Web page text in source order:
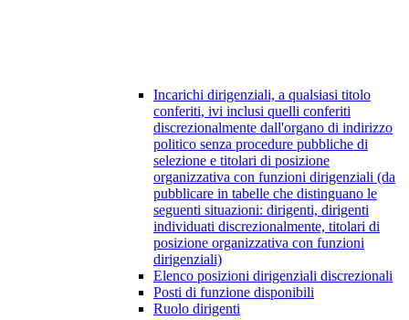
Incarichi dirigenziali, a qualsiasi titolo
conferiti, ivi inclusi quelli conferiti
discrezionalmente dall'organo di indirizzo
politico senza procedure pubbliche di
selezione e titolari di posizione
organizzativa con funzioni dirigenziali (da
pubblicare in tabelle che distinguano le
seguenti situazioni: dirigenti, dirigenti
individuati discrezionalmente, titolari di
posizione organizzativa con funzioni
dirigenziali)
Elenco posizioni dirigenziali discrezionali
Posti di funzione disponibili
Ruolo dirigenti